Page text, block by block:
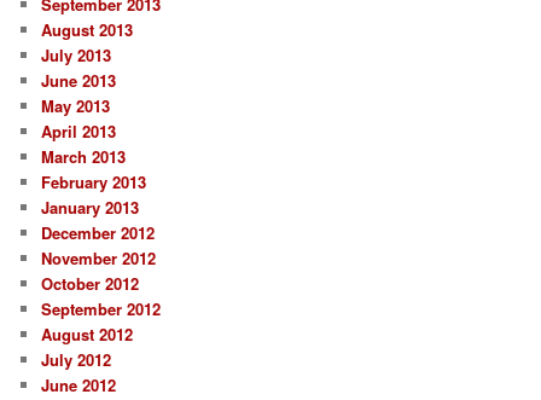
September 2013
August 2013
July 2013
June 2013
May 2013
April 2013
March 2013
February 2013
January 2013
December 2012
November 2012
October 2012
September 2012
August 2012
July 2012
June 2012